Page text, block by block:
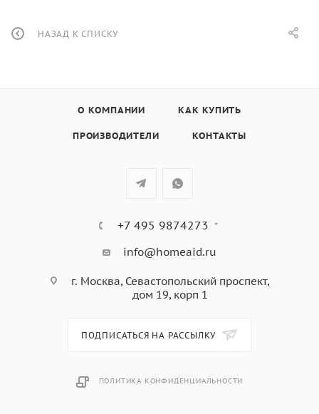
НАЗАД К СПИСКУ
О КОМПАНИИ КАК КУПИТЬ
ПРОИЗВОДИТЕЛИ КОНТАКТЫ
+7 495 9874273
info@homeaid.ru
г. Москва, Севастопольский проспект,
дом 19, корп 1
ПОДПИСАТЬСЯ НА РАССЫЛКУ
ПОЛИТИКА КОНФИДЕНЦИАЛЬНОСТИ